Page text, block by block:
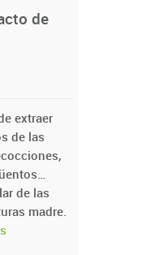
de
extraer
de las
de las
madre.